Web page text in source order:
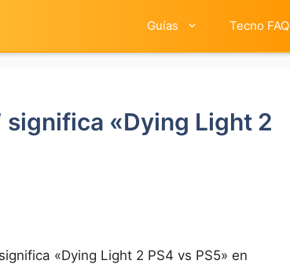
Guías Tecno FAQ
significa «Dying Light 2
«Dying Light 2 PS4 vs PS5» en